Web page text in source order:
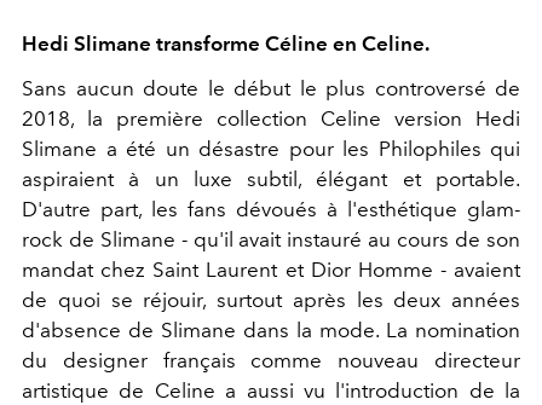
Hedi Slimane transforme Céline en Celine.
Sans aucun doute le début le plus controversé de
2018, la première collection Celine version Hedi
Slimane a été un désastre pour les Philophiles qui
aspiraient à un luxe subtil, élégant et portable.
D'autre part, les fans dévoués à l'esthétique glam-
rock de Slimane - qu'il avait instauré au cours de son
mandat chez Saint Laurent et Dior Homme - avaient
de quoi se réjouir, surtout après les deux années
d'absence de Slimane dans la mode. La nomination
du designer français comme nouveau directeur
artistique de Celine a aussi vu l'introduction de la